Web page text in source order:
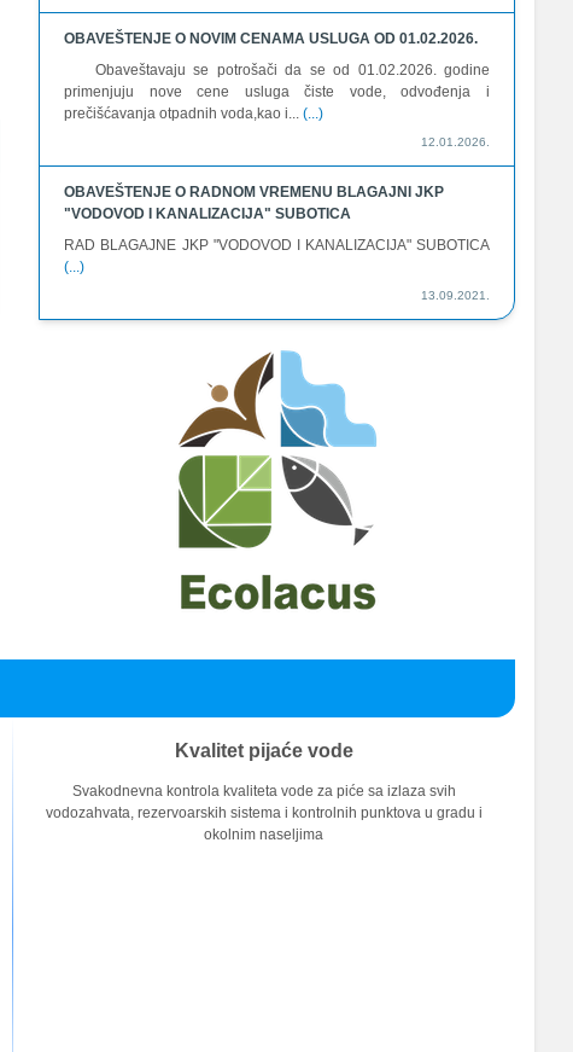
OBAVEŠTENJE O NOVIM CENAMA USLUGA OD 01.02.2026.
Obaveštavaju se potrošači da se od 01.02.2026. godine
primenjuju nove cene usluga čiste vode, odvođenja i
prečišćavanja otpadnih voda,kao i...(...)
12.01.2026.
OBAVEŠTENJE O RADNOM VREMENU BLAGAJNI JKP
"VODOVOD I KANALIZACIJA" SUBOTICA
RAD BLAGAJNE JKP "VODOVOD I KANALIZACIJA" SUBOTICA
(...)
13.09.2021.
Kvalitet pijaće vode
Svakodnevna kontrola kvaliteta vode za piće sa izlaza svih
vodozahvata, rezervoarskih sistema i kontrolnih punktova u gradu i
okolnim naseljima